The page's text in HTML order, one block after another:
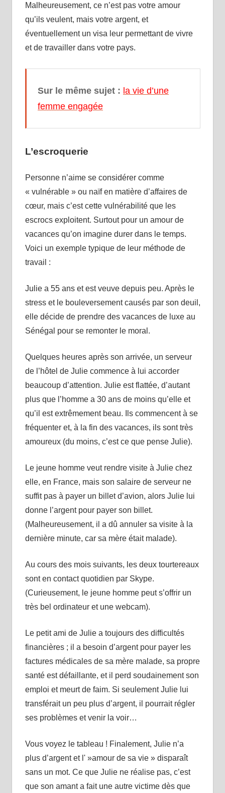
Malheureusement, ce n’est pas votre amour
qu’ils veulent, mais votre argent, et
éventuellement un visa leur permettant de vivre
et de travailler dans votre pays.
Sur le même sujet : la vie d’une
femme engagée
L’escroquerie
Personne n’aime se considérer comme
« vulnérable » ou naïf en matière d’affaires de
cœur, mais c’est cette vulnérabilité que les
escrocs exploitent. Surtout pour un amour de
vacances qu’on imagine durer dans le temps.
Voici un exemple typique de leur méthode de
travail :
Julie a 55 ans et est veuve depuis peu. Après le
stress et le bouleversement causés par son deuil,
elle décide de prendre des vacances de luxe au
Sénégal pour se remonter le moral.
Quelques heures après son arrivée, un serveur
de l’hôtel de Julie commence à lui accorder
beaucoup d’attention. Julie est flattée, d’autant
plus que l’homme a 30 ans de moins qu’elle et
qu’il est extrêmement beau. Ils commencent à se
fréquenter et, à la fin des vacances, ils sont très
amoureux (du moins, c’est ce que pense Julie).
Le jeune homme veut rendre visite à Julie chez
elle, en France, mais son salaire de serveur ne
suffit pas à payer un billet d’avion, alors Julie lui
donne l’argent pour payer son billet.
(Malheureusement, il a dû annuler sa visite à la
dernière minute, car sa mère était malade).
Au cours des mois suivants, les deux tourtereaux
sont en contact quotidien par Skype.
(Curieusement, le jeune homme peut s’offrir un
très bel ordinateur et une webcam).
Le petit ami de Julie a toujours des difficultés
financières ; il a besoin d’argent pour payer les
factures médicales de sa mère malade, sa propre
santé est défaillante, et il perd soudainement son
emploi et meurt de faim. Si seulement Julie lui
transférait un peu plus d’argent, il pourrait régler
ses problèmes et venir la voir…
Vous voyez le tableau ! Finalement, Julie n’a
plus d’argent et l' »amour de sa vie » disparaît
sans un mot. Ce que Julie ne réalise pas, c’est
que son amant a fait une autre victime dès que